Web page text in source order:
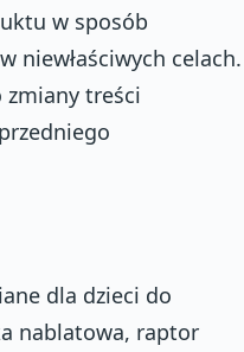
w sposób
niewłaściwych celach.
zmiany treści
dla dzieci do
nablatowa, raptor